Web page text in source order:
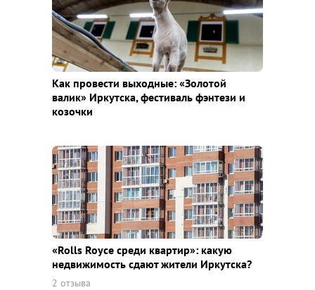
Как провести выходные: «Золотой
валик» Иркутска, фестиваль фэнтези и
козочки
«Rolls Royce среди квaртир»: какую
недвижимость сдают жители Иркутска?
2 отзыва